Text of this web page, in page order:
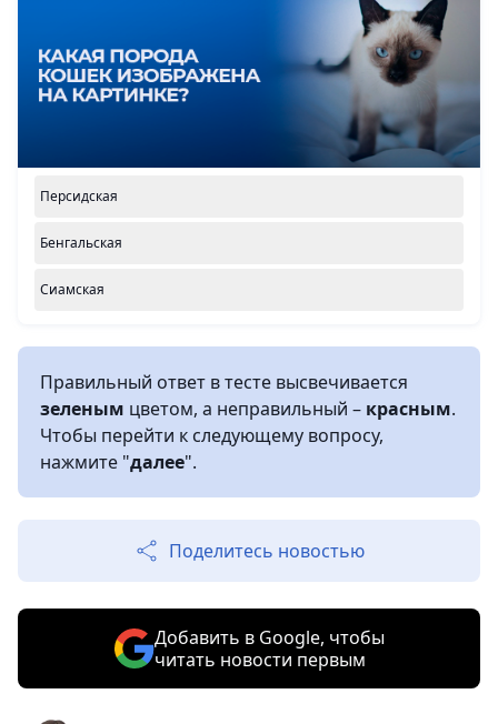
Персидская
Бенгальская
Сиамская
Правильный ответ в тесте высвечивается
зеленым цветом, а неправильный – красным.
Чтобы перейти к следующему вопросу,
нажмите "далее".
Поделитесь новостью
Добавить в Google, чтобы
читать новости первым